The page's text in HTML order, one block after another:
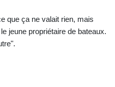
que ça ne valait rien, mais
jeune propriétaire de bateaux.